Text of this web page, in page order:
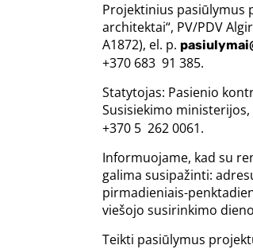
Projektinius pasiūlymus
architektai“, PV/PDV
A1872), el. p.
+370 683 91 385.
Statytojas: Pasienio
Susisiekimo ministerijos,
+370 5 262 0061.
Informuojame, kad su
galima susipažinti:
pirmadieniais-
viešojo susirinkimo
Teikti pasiūlymus